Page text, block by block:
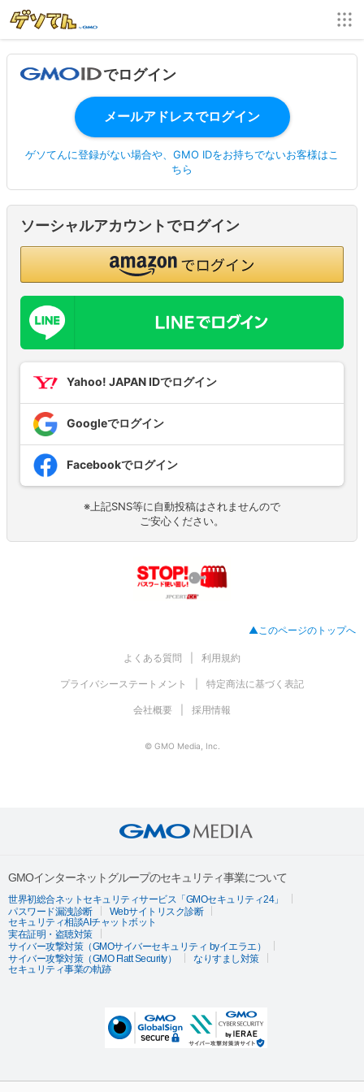
でログイン
ゲソてんに登録がない場合や、GMO IDをお持ちでないお客様はこ
ちら
ソーシャルアカウントでログイン
Yahoo! JAPAN IDでログイン
Googleでログイン
Facebookでログイン
※上記SNS等に自動投稿はされませんので
ご安心ください。
▲このページのトップへ
よくある質問 利用規約
プライバシーステートメント 特定商法に基づく表記
会社概要 採用情報
© GMO Media, Inc.
GMOインターネットグループのセキュリティ事業について
世界初総合ネットセキュリティサービス「GMOセキュリティ24」
パスワード漏洩診断
Webサイトリスク診断
セキュリティ相談AIチャットボット
実在証明・盗聴対策
サイバー攻撃対策（GMOサイバーセキュリティ byイエラエ）
サイバー攻撃対策（GMO Flatt Security）
なりすまし対策
セキュリティ事業の軌跡